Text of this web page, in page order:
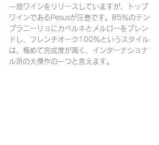
一畑ワインをリリースしていますが、トップ
ワインであるPesusが圧巻です。85％のテン
プラニーリョにカベルネとメルローをブレン
ドし、フレンチオーク100％というスタイル
は、極めて完成度が高く、インターナショナ
ル派の大傑作の一つと言えます。